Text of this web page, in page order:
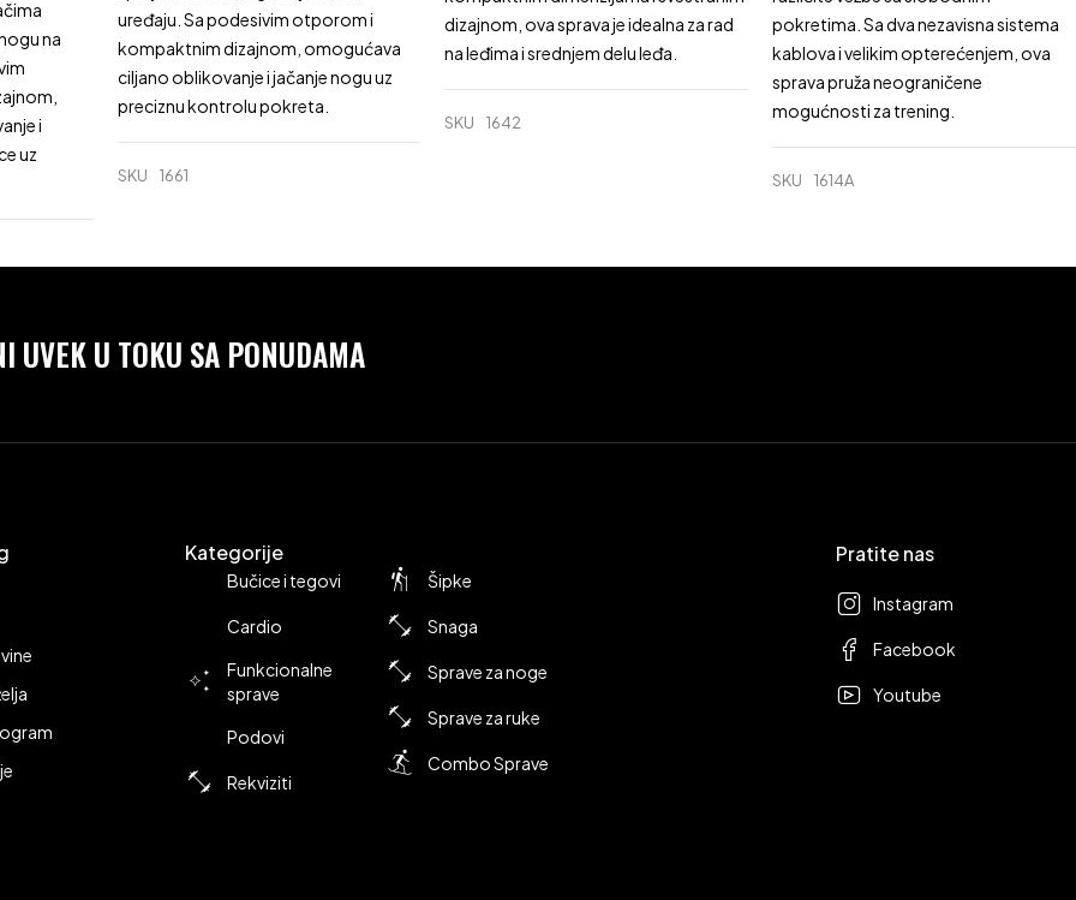
na
i
uz
uređaju. Sa podesivim otporom i
kompaktnim dizajnom, omogućava
ciljano oblikovanje i jačanje nogu uz
preciznu kontrolu pokreta.
SKU 1661
dizajnom, ova sprava je idealna za rad
na leđima i srednjem delu leđa.
SKU 1642
pokretima. Sa dva nezavisna sistema
kablova i velikim opterećenjem, ova
sprava pruža neograničene
mogućnosti za trening.
SKU 1614A
UVEK U TOKU SA PONUDAMA
Kategorije
Bučice i tegovi
Cardio
Funkcionalne
sprave
Podovi
Rekviziti
Šipke
Snaga
Sprave za noge
Sprave za ruke
Combo Sprave
Pratite nas
Instagram
Facebook
Youtube